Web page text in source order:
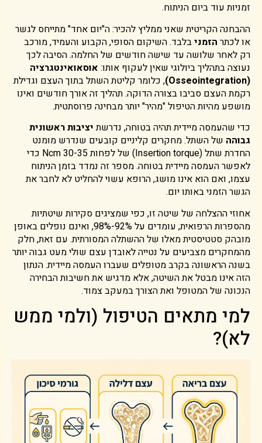
זמניות עוד ביום הניתוח.
ההבחנה הקריטית שאני ממליץ להכיר: ה"יום אחד" מתייחס לגשר
או לכתר הזמניבלבד. השיקום הסופי, הקבוע והעמיד, מורכב
רק לאחר שלושה עד שישה חודשים של החלמה. הסיבה לכך
נעוצה בתהליך ביולוגי שאין לעקוף אותו: אוסאואינטגרציה
(Osseointegration)
, כלומר קליטת השתל בתוך העצם וגדילת
רקמת העצם סביבו בצורה הדוקה. תהליך זה אורך חודשים ואינו
מושפע מהיות הטיפול "מהיר" יותר מבחינה פרוסתטית.
כדי שהעמסה מיידית תהיה בטוחה, נדרשתיציבות ראשונית
גבוהה של השתל. מחקרים קליניים קובעים שנדרש מומנט
החדרת שתל (Insertion torque) של לפחות 30-35 Ncm כדי
לאפשר העמסה מיידית בטוחה. מספר זה נמדד בזמן הניתוח
עצמו, ואם הוא אינו מושג, הרופא עשוי להחליט לא לחבר את
הגשר הזמני באותו יום.
אחוזי ההצלחה של שיטה זו, כפי שמציגים סקירות שיטתיות
מהספרות הרפואית, עומדים על 92%-98%, ואינם נופלים באופן
מובהק סטטיסטית מאלו של ההשתלה המסורתית. עם זאת, חלק
מהמחקרים מצביעים על נטייה לאובדן עצם שולי מעט גבוה יותר
בשנה הראשונה בקרב מטופלים שעברו העמסה מיידית. הנתון
הזה אינו מבטל את השיטה, אלא מדגיש את חשיבות הבחירה
הנכונה של המטופל ואת הצורך במעקב צמוד.
למי מתאים הטיפול (ולמי ממש
לא)?